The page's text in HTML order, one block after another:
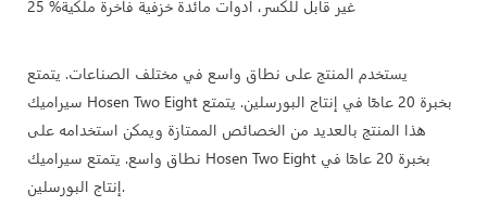
يستخدم المنتج على نطاق واسع في مختلف الصناعات. يتمتع
سيراميك Hosen Two Eight بخبرة 20 عامًا في إنتاج البورسلين. يتمتع
هذا المنتج بالعديد من الخصائص الممتازة ويمكن استخدامه على
نطاق واسع. يتمتع سيراميك Hosen Two Eight بخبرة 20 عامًا في
إنتاج البورسلين.